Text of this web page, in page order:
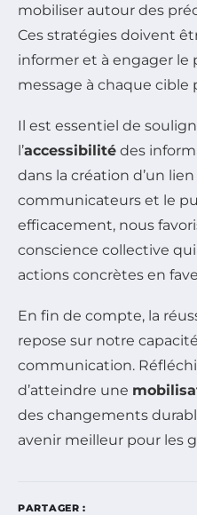
mobiliser autour des
Ces stratégies doivent
informer et à engager le
message à chaque cible
Il est essentiel de
l’accessibilité des
dans la création d’un
communicateurs et le
efficacement, nous
conscience collective
actions concrètes en
En fin de compte, la
repose sur notre
communication.
d’atteindre une
des changements
avenir meilleur pour les
PARTAGER :